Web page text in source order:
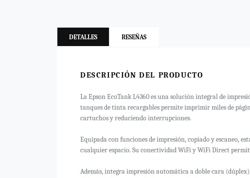
DETALLES RESEÑAS
DESCRIPCIÓN DEL PRODUCTO
La Epson EcoTank L4360 es una solución integral de
tanques de tinta recargables permite imprimir miles de
cartuchos y reduciendo interrupciones.
Equipada con funciones de impresión, copiado y escaneo,
cualquier espacio. Su conectividad WiFi y WiFi Direct
Además, integra impresión automática a doble cara